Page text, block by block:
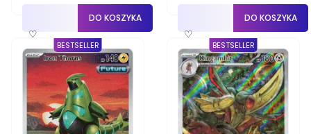
♡
DO KOSZYKA
♡
DO KOSZYKA
BESTSELLER BESTSELLER